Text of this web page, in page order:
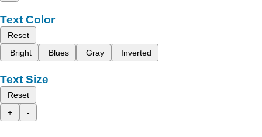
Text Color
Reset
Bright
Blues Gray Inverted
Text Size
Reset
+
-